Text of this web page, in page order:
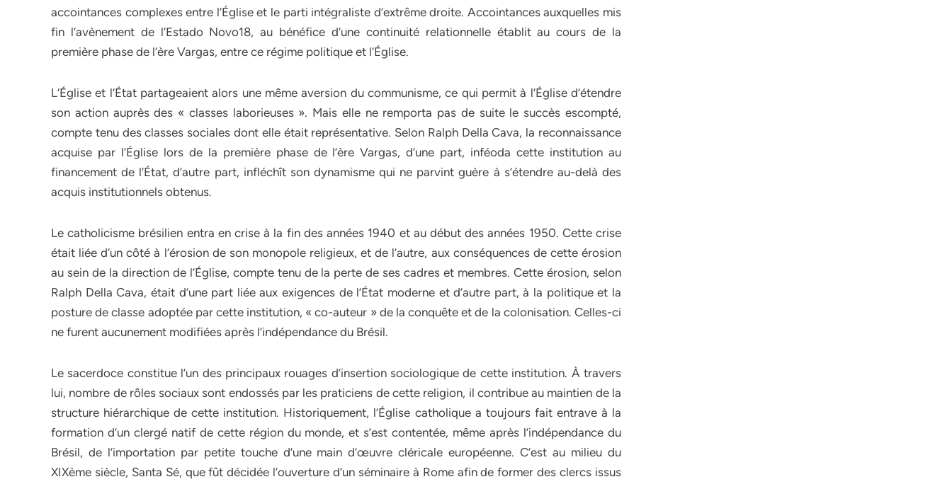
accointances complexes entre l’Église et le parti intégraliste d’extrême droite. Accointances auxquelles mis
fin l’avènement de l’Estado Novo18, au bénéfice d’une continuité relationnelle établit au cours de la
première phase de l’ère Vargas, entre ce régime politique et l’Église.
L’Église et l’État partageaient alors une même aversion du communisme, ce qui permit à l’Église d’étendre
son action auprès des « classes laborieuses ». Mais elle ne remporta pas de suite le succès escompté,
compte tenu des classes sociales dont elle était représentative. Selon Ralph Della Cava, la reconnaissance
acquise par l’Église lors de la première phase de l’ère Vargas, d’une part, inféoda cette institution au
financement de l’État, d’autre part, infléchît son dynamisme qui ne parvint guère à s’étendre au-delà des
acquis institutionnels obtenus.
Le catholicisme brésilien entra en crise à la fin des années 1940 et au début des années 1950. Cette crise
était liée d’un côté à l’érosion de son monopole religieux, et de l’autre, aux conséquences de cette érosion
au sein de la direction de l’Église, compte tenu de la perte de ses cadres et membres. Cette érosion, selon
Ralph Della Cava, était d’une part liée aux exigences de l’État moderne et d’autre part, à la politique et la
posture de classe adoptée par cette institution, « co-auteur » de la conquête et de la colonisation. Celles-ci
ne furent aucunement modifiées après l’indépendance du Brésil.
Le sacerdoce constitue l’un des principaux rouages d’insertion sociologique de cette institution. À travers
lui, nombre de rôles sociaux sont endossés par les praticiens de cette religion, il contribue au maintien de la
structure hiérarchique de cette institution. Historiquement, l’Église catholique a toujours fait entrave à la
formation d’un clergé natif de cette région du monde, et s’est contentée, même après l’indépendance du
Brésil, de l’importation par petite touche d’une main d’œuvre cléricale européenne. C’est au milieu du
XIXème siècle, Santa Sé, que fût décidée l’ouverture d’un séminaire à Rome afin de former des clercs issus